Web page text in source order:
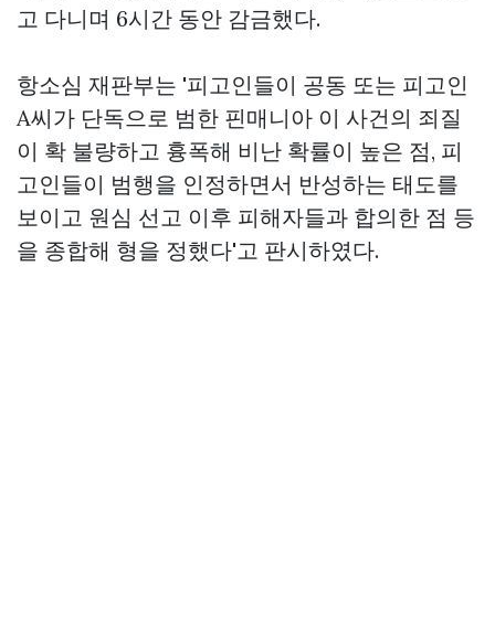
고 다니며 6시간 동안 감금했다.
항소심 재판부는 '피고인들이 공동 또는 피고인
A씨가 단독으로 범한 핀매니아 이 사건의 죄질
이 확 불량하고 흉폭해 비난 확률이 높은 점, 피
고인들이 범행을 인정하면서 반성하는 태도를
보이고 원심 선고 이후 피해자들과 합의한 점 등
을 종합해 형을 정했다'고 판시하였다.